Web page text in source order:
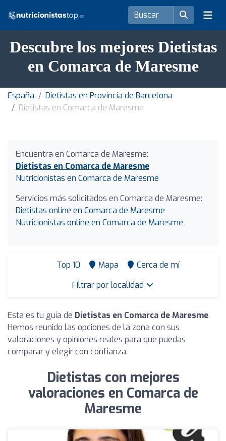
Descubre los mejores Dietistas
en Comarca de Maresme
España
Dietistas en Provincia de Barcelona
Dietistas en Comarca de Maresme
Encuentra en Comarca de Maresme:
Dietistas en Comarca de Maresme
Nutricionistas en Comarca de Maresme
Servicios más solicitados en Comarca de Maresme:
Dietistas online en Comarca de Maresme
Nutricionistas online en Comarca de Maresme
Top 10 Mapa
Cerca de mí
Filtrar por localidad
Esta es tu guía de Dietistas en Comarca de Maresme.
Hemos reunido las opciones de la zona con sus
valoraciones y opiniones reales para que puedas
comparar y elegir con confianza.
Dietistas con mejores
valoraciones en Comarca de
Maresme